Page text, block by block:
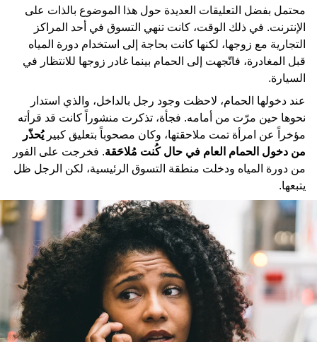
محتمل بفضل التعليقات العديدة حول هذا الموضوع بالذات على
الإنترنت. في ذلك الوقت، كانت تنهي التسوق في أحد المراكز
التجارية مع زوجها، لكنها كانت بحاجة إلى استخدام دورة المياه
قبل المغادرة، فاتّجهت إلى الحمام بينما غادر زوجها للانتظار في
السيارة.
عند دخولها الحمام، لاحظت وجود رجل بالداخل، والذي استدار
نحوها حين مرّت من أمامه. فجأة، تذكرت منشوراً كانت قد قرأته
مؤخراً عن امرأة تمت ملاحقتها، وكان مصحوباً بتعليق كبير يُحذّر
من دخول الحمام العام في حال كُنت مُلاحَقة. فخرجت على الفور
من دورة المياه ودخلت منطقة التسوق الرئيسية، لكن الرجل ظل
يتبعها.